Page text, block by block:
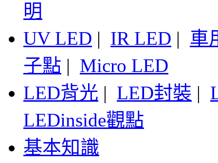
明
UV LED | IR LED | 車
子點 | Micro LED
LED背光 | LED封裝 |
LEDinside觀點
基本知識